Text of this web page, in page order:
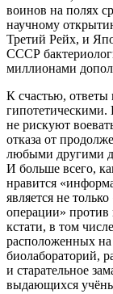
воинов на полях
научному
Третий Рейх, и
СССР
миллионами
К счастью, ответы
не рискуют
отказа от
любыми другими
И больше всего,
нравится
является не
операции»
кстати, в том
расположенных
биолабораторий,
и старательное
выдающихся